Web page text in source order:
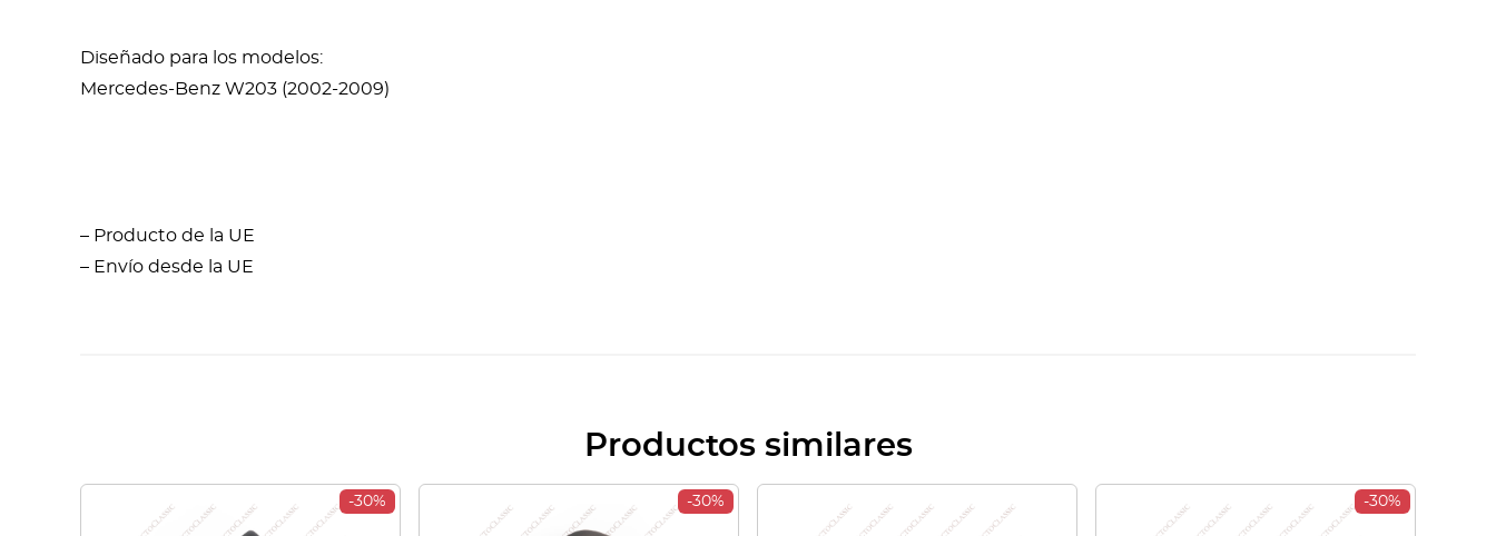
Diseñado para los modelos:
Mercedes-Benz W203 (2002-2009)
– Producto de la UE
– Envío desde la UE
Productos similares
-30% -30% -30%